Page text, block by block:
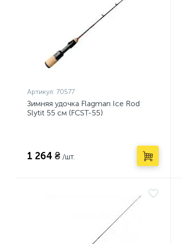
Артикул: 70577
Зимняя удочка Flagman Ice Rod
Slytit 55 см (FCST-55)
1 264 ₴ /шт.